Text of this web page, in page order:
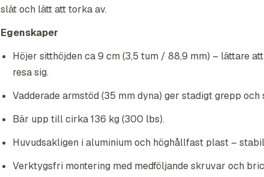
slät och lätt att torka av.
Egenskaper
Höjer sitthöjden ca 9 cm (3,5 tum / 88,9 mm) – lättare
resa sig.
Vadderade armstöd (35 mm dyna) ger stadigt grepp och
Bär upp till cirka 136 kg (300 lbs).
Huvudsakligen i aluminium och höghållfast plast –
Verktygsfri montering med medföljande skruvar och